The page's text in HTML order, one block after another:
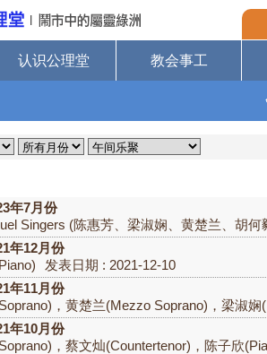
认识公理堂 教会事工
年7月份
Singers (陈惠芳、梁淑娴、黄楚兰、胡何
年12月份
发表日期 : 2021-12-10
年11月份
，黄楚兰(Mezzo Soprano)，梁淑娴
年10月份
，蔡文灿(Countertenor)，陈子欣